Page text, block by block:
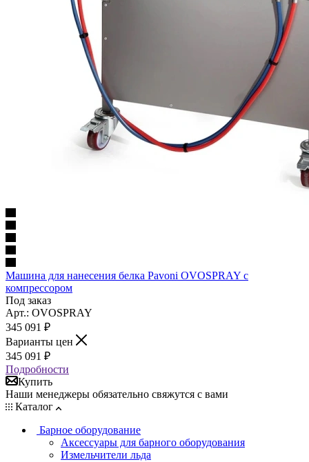
Машина для нанесения белка Pavoni OVOSPRAY с
компрессором
Под заказ
Арт.: OVOSPRAY
345 091 ₽
Варианты цен
345 091 ₽
Подробности
Купить
Наши менеджеры обязательно свяжутся с вами
Каталог
Барное оборудование
Аксессуары для барного оборудования
Измельчители льда